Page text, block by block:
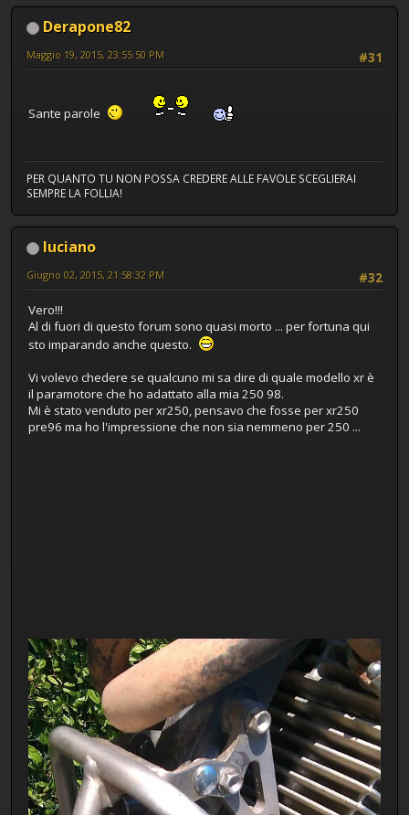
Derapone82
#31
Maggio 19, 2015, 23:55:50 PM
Sante parole
PER QUANTO TU NON POSSA CREDERE ALLE FAVOLE SCEGLIERAI
SEMPRE LA FOLLIA!
luciano
#32
Giugno 02, 2015, 21:58:32 PM
Vero!!!
Al di fuori di questo forum sono quasi morto ... per fortuna qui
sto imparando anche questo.
Vi volevo chedere se qualcuno mi sa dire di quale modello xr è
il paramotore che ho adattato alla mia 250 98.
Mi è stato venduto per xr250, pensavo che fosse per xr250
pre96 ma ho l'impressione che non sia nemmeno per 250 ...